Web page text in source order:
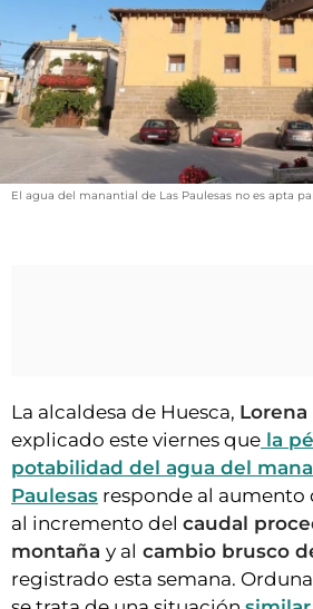
CONTACTAR
FIESTAS EN EL ALTO ARAGÓN
FIESTAS DE SAN LORENZO
AGENDA
CARTELERA
INICIAR SESIÓN
El agua del manantial de Las Paulesas no es apta
La alcaldesa de Huesca,
explicado este viernes que la
potabilidad del agua del
Paulesas responde al aumento
al incremento del caudal
montaña y al cambio brusco
registrado esta semana.